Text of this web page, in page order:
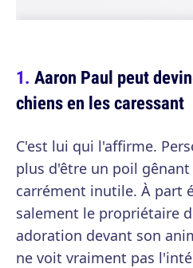
Aaron Paul peut
chiens en les caressant
C'est lui qui l'affirme.
plus d'être un poil
carrément inutile. À part
salement le propriétaire
adoration devant son
ne voit vraiment pas